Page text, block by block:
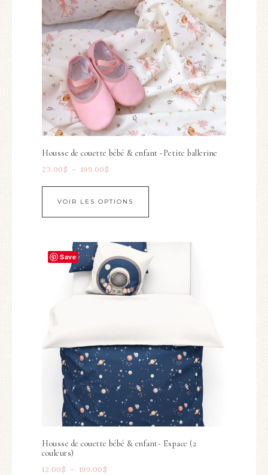
Housse de couette bébé & enfant -Petite ballerine
23.00 $ – 199.00 $
VOIR LES OPTIONS
Save
Housse de couette bébé & enfant- Espace (2
couleurs)
12.00 $ – 199.00 $